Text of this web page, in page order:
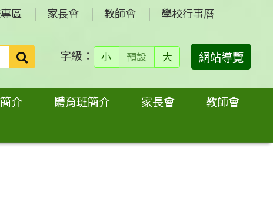
區 家長會 教師會 學校行事曆
搜
尋：
字級： 小 預設 大 網站導覽
介 體育班簡介 家長會
教師會